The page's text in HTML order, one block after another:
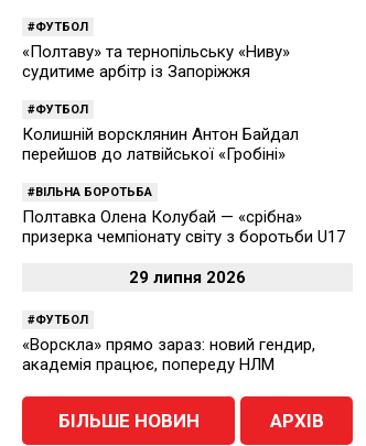
ФУТБОЛ
«Полтаву» та тернопільську «Ниву»
судитиме арбітр із Запоріжжя
ФУТБОЛ
Колишній ворсклянин Антон Байдал
перейшов до латвійської «Гробіні»
ВІЛЬНА БОРОТЬБА
Полтавка Олена Колубай — «срібна»
призерка чемпіонату світу з боротьби U17
29 липня 2026
ФУТБОЛ
«Ворскла» прямо зараз: новий гендир,
академія працює, попереду НЛМ
БІЛЬШЕ НОВИН АРХІВ